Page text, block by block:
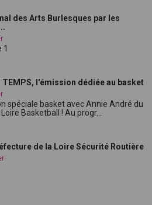
des Arts Burlesques par les
1
TEMPS, l'émission dédiée au basket
spéciale basket avec Annie André du
Basketball ! Au progr...
de la Loire Sécurité Routière